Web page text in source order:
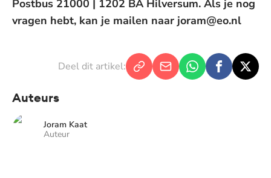
Postbus 21000 | 1202 BA Hilversum. Als je nog
vragen hebt, kan je mailen naar joram@eo.nl
Deel dit artikel:
Auteurs
Joram Kaat
Auteur